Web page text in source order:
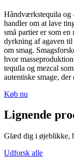
Håndværkstequila og
handler om at lave
små partier er som
dyrkning af agaven
om smag.
hvor
tequila og mezcal
autentiske smage,
Køb nu
Lignende
Glæd dig i øjeblikke,
Udforsk alle